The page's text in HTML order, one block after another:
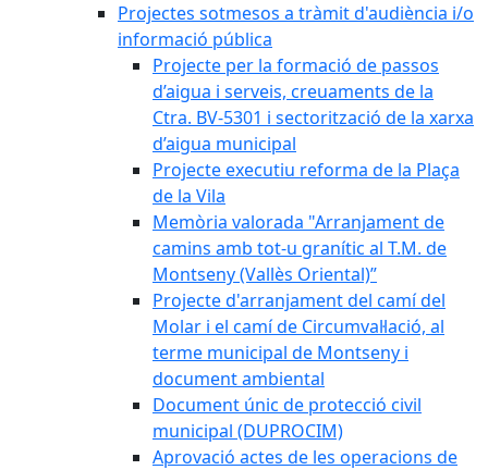
Projectes sotmesos a tràmit d'audiència i/o
informació pública
Projecte per la formació de passos
d’aigua i serveis, creuaments de la
Ctra. BV-5301 i sectorització de la xarxa
d’aigua municipal
Projecte executiu reforma de la Plaça
de la Vila
Memòria valorada "Arranjament de
camins amb tot-u granític al T.M. de
Montseny (Vallès Oriental)”
Projecte d'arranjament del camí del
Molar i el camí de Circumval·lació, al
terme municipal de Montseny i
document ambiental
Document únic de protecció civil
municipal (DUPROCIM)
Aprovació actes de les operacions de